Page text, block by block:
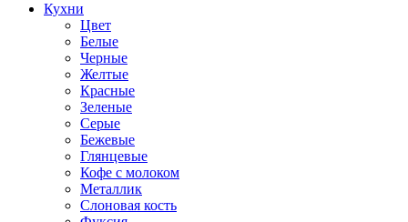
Кухни
Цвет
Белые
Черные
Желтые
Красные
Зеленые
Серые
Бежевые
Глянцевые
Кофе с молоком
Металлик
Слоновая кость